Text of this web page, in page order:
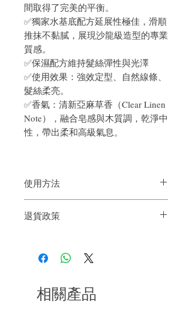
間取得了完美的平衡。
✅獨家水基底配方延展性極佳，滑順
推抹不黏膩，展現沙龍級造型的專業
質感。
✅保濕配方維持髮絲彈性與光澤
✅使用效果：強效定型、自然線條、
髮絲柔亮。
✅香氣：清新亞麻草香（Clear Linen
Note），融合皂感與木質調，乾淨中
性，帶出柔和高級氣息。
使用方法
退貨政策
到我們的產品後的前7天內通過電子郵件
相關產品